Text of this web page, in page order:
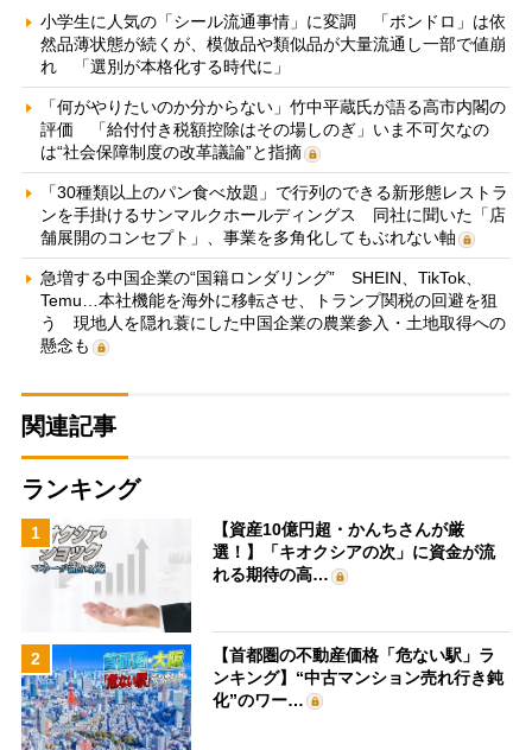
小学生に人気の「シール流通事情」に変調 「ボンドロ」は依
然品薄状態が続くが、模倣品や類似品が大量流通し一部で値崩
れ 「選別が本格化する時代に」
「何がやりたいのか分からない」竹中平蔵氏が語る高市内閣の
評価 「給付付き税額控除はその場しのぎ」いま不可欠なの
は“社会保障制度の改革議論”と指摘
「30種類以上のパン食べ放題」で行列のできる新形態レストラ
ンを手掛けるサンマルクホールディングス 同社に聞いた「店
舗展開のコンセプト」、事業を多角化してもぶれない軸
急増する中国企業の“国籍ロンダリング” SHEIN、TikTok、
Temu…本社機能を海外に移転させ、トランプ関税の回避を狙
う 現地人を隠れ蓑にした中国企業の農業参入・土地取得への
懸念も
関連記事
ランキング
1
【資産10億円超・かんちさんが厳
選！】「キオクシアの次」に資金が流
れる期待の高…
2
【首都圏の不動産価格「危ない駅」ラ
ンキング】“中古マンション売れ行き鈍
化”のワー…